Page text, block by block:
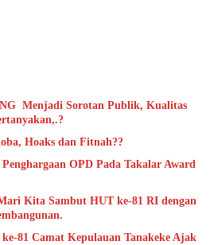
Menjadi Sorotan Publik, Kualitas
Hoaks dan Fitnah??
OPD Pada Takalar Award
Kita Sambut HUT ke-81 RI dengan
81 Camat Kepulauan Tanakeke Ajak